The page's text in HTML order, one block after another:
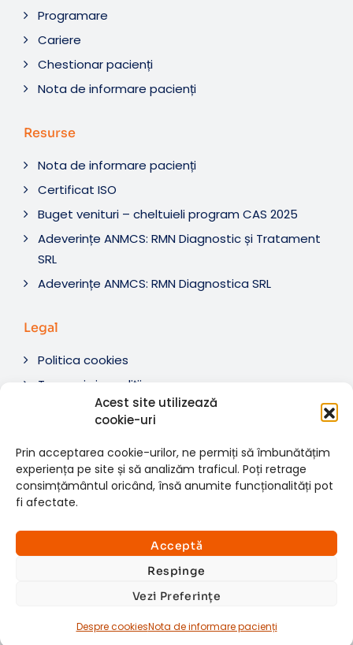
Acest site utilizează
cookie-uri
Prin acceptarea cookie-urilor, ne permiți să îmbunătățim
experiența pe site și să analizăm traficul. Poți retrage
consimțământul oricând, însă anumite funcționalități pot
fi afectate.
Acceptă
Respinge
Vezi Preferințe
Despre cookiesNota de informare pacienți
Programare
Cariere
Chestionar pacienți
Nota de informare pacienți
Resurse
Nota de informare pacienți
Certificat ISO
Buget venituri – cheltuieli program CAS 2025
Adeverințe ANMCS: RMN Diagnostic și Tratament
SRL
Adeverințe ANMCS: RMN Diagnostica SRL
Legal
Politica cookies
Termeni si condiții
Soluționare litigii
rezervate.
Website dezvoltat de:www.t-web.ro
×
Consultații si investigații
Află detalii